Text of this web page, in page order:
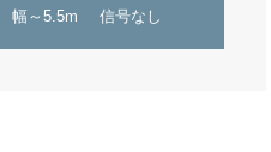
幅～5.5m 信号なし